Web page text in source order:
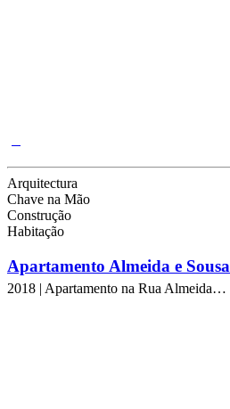
Arquitectura
Chave na Mão
Construção
Habitação
Apartamento Almeida e Sousa
2018 | Apartamento na Rua Almeida…